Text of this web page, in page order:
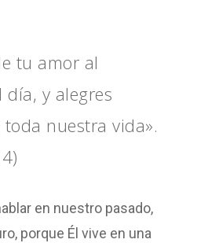
tu amor al
día, y alegres
nuestra vida».
en nuestro pasado,
porque Él vive en una